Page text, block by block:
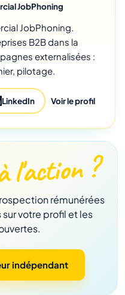
JobPhoning
JobPhoning.
B2B dans la
externalisées :
pilotage.
LinkedIn Voir le profil
l'action ?
rémunérées
sur votre profil et les
indépendant